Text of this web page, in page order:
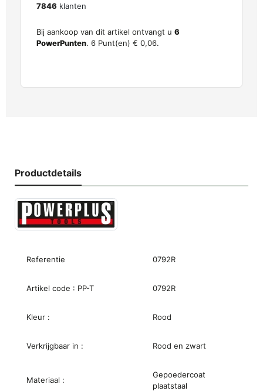
7846 klanten
Bij aankoop van dit artikel ontvangt u 6
PowerPunten. 6 Punt(en) € 0,06.
Productdetails
Referentie 0792R
Artikel code : PP-T 0792R
Kleur : Rood
Verkrijgbaar in : Rood en zwart
Materiaal :
Gepoedercoat
plaatstaal